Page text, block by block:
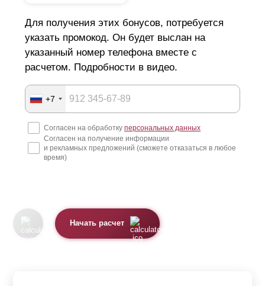
Для получения этих бонусов, потребуется
указать промокод. Он будет выслан на
указанный номер телефона вместе с
расчетом. Подробности в видео.
+7
Согласен на обработку персональных данных
Согласен на получение информации
и рекламных предложений (сможете отказаться в любое
время)
Начать расчет